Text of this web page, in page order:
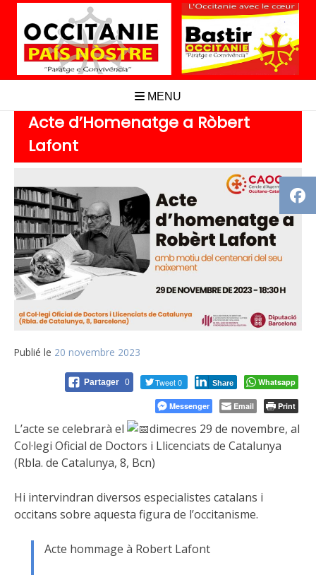
Aller
contenu
MENU
Acte d’Homenatge a Ròbert
Lafont
Publié le 20 novembre 2023
Partager 0 Tweet 0 Share Whatsapp
Messenger Email Print
L’acte se celebrarà el
dimecres 29 de novembre, al
Col·legi Oficial de Doctors i Llicenciats de Catalunya
(Rbla. de Catalunya, 8, Bcn)
Hi intervindran diversos especialistes catalans i
occitans sobre aquesta figura de l’occitanisme.
Acte hommage à Robert Lafont